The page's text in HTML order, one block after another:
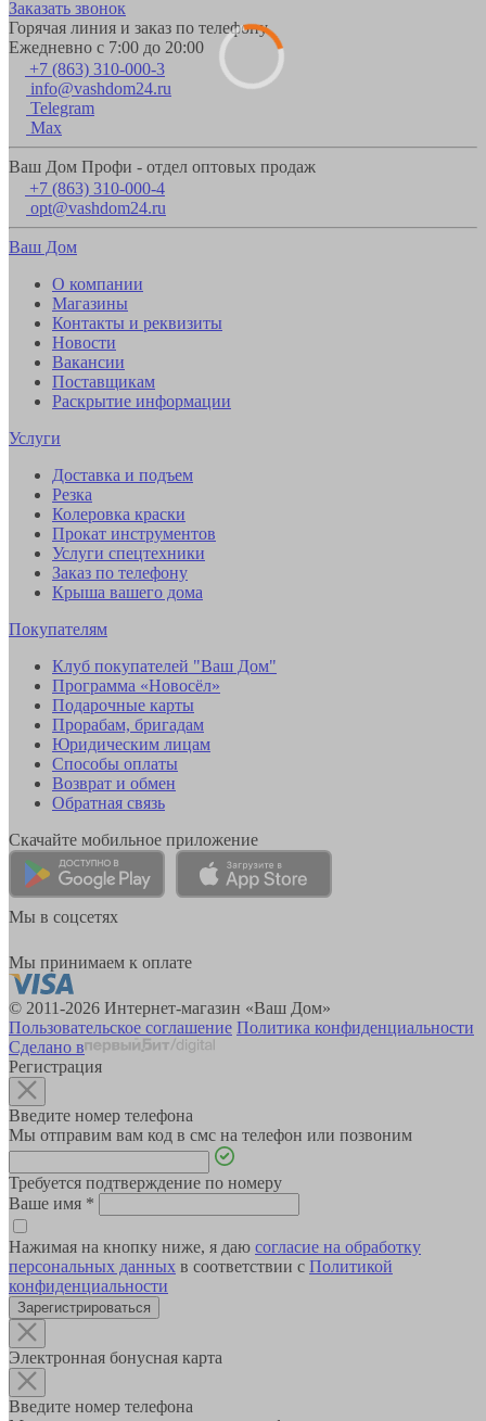
Заказать звонок
Горячая линия и заказ по телефону
Ежедневно с 7:00 до 20:00
+7 (863) 310-000-3
info@vashdom24.ru
Telegram
Max
Ваш Дом Профи - отдел оптовых продаж
+7 (863) 310-000-4
opt@vashdom24.ru
Ваш Дом
О компании
Магазины
Контакты и реквизиты
Новости
Вакансии
Поставщикам
Раскрытие информации
Услуги
Доставка и подъем
Резка
Колеровка краски
Прокат инструментов
Услуги спецтехники
Заказ по телефону
Крыша вашего дома
Покупателям
Клуб покупателей "Ваш Дом"
Программа «Новосёл»
Подарочные карты
Прорабам, бригадам
Юридическим лицам
Способы оплаты
Возврат и обмен
Обратная связь
Скачайте мобильное приложение
Мы в соцсетях
Мы принимаем к оплате
© 2011-2026 Интернет-магазин «Ваш Дом»
Пользовательское соглашение Политика конфиденциальности
Сделано в
Регистрация
Введите номер телефона
Мы отправим вам код в смс на телефон или позвоним
Требуется подтверждение по номеру
Ваше имя *
Нажимая на кнопку ниже, я даю согласие на обработку
персональных данных в соответствии с Политикой
конфиденциальности
Зарегистрироваться
Электронная бонусная карта
Введите номер телефона